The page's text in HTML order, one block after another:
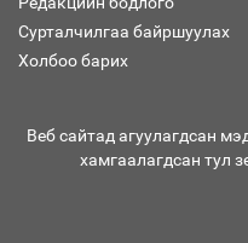
Сурталчилгаа байршуулах
Холбоо барих
Веб сайтад агуулагдсан
хамгаалагдсан тул